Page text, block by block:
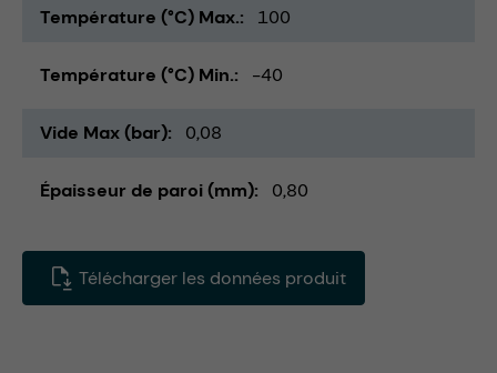
Température (°C) Max. 100
Température (°C) Min. -40
Vide Max (bar) 0,08
Épaisseur de paroi (mm) 0,80
Télécharger les données produit